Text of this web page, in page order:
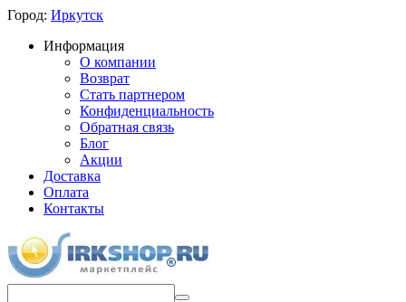
Город: Иркутск
Информация
О компании
Возврат
Стать партнером
Конфиденциальность
Обратная связь
Блог
Акции
Доставка
Оплата
Контакты